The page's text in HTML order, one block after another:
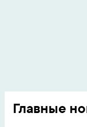
Главные